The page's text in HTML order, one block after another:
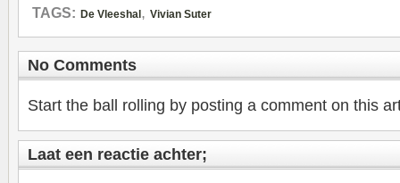
TAGS: De Vleeshal , Vivian Suter
No Comments
Start the ball rolling by posting a comment on this
Laat een reactie achter;